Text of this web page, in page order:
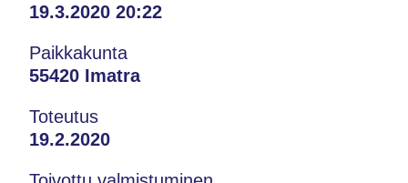
19.3.2020 20:22
Paikkakunta
55420 Imatra
Toteutus
19.2.2020